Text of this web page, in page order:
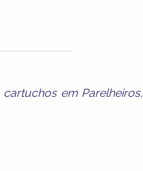
cartuchos em Parelheiros,